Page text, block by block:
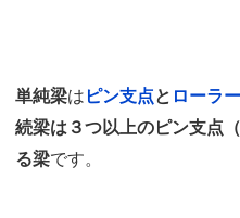
単純梁は ピン支点と ローラ
続梁は３つ以上のピン支点
る梁です。